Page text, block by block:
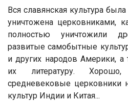
Вся славянская культура
уничтожена церковниками,
полностью уничтожили
развитые самобытные
и других народов Америки,
их литературу.
средневековые церковники
культур Индии и Китая...